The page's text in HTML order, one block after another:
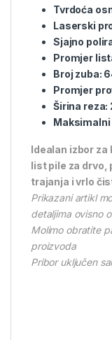
Tvrdoća
Laserski
Sjajno
Promjer
Broj zuba:
Promjer
Širina reza:
Maksimalni
Idealan izbor
list pile za drvo,
trajanja i vrlo
Prikazani artikl
detaljima ovisno
Molimo obratite
proizvoda
Pribor uključen